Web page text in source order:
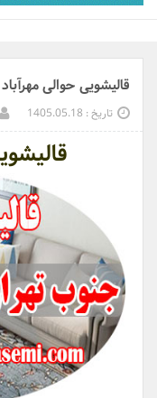
قالیشویی حوالی مهرآباد
تاریخ : 1405.05.18